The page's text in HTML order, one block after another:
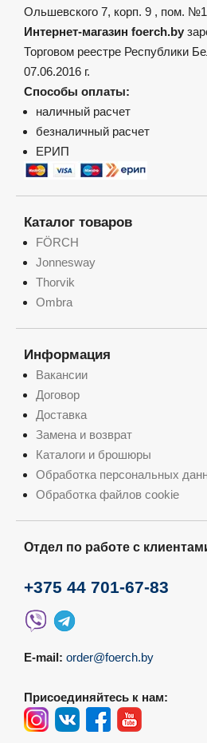
Ольшевского 7, корп. 9 , пом.
Интернет-магазин foerch.by
Торговом реестре Республики
07.06.2016 г.
Способы оплаты:
наличный расчет
безналичный расчет
ЕРИП
Каталог товаров
FÖRCH
Jonnesway
Thorvik
Ombra
Информация
Вакансии
Договор
Доставка
Замена и возврат
Каталоги и брошюры
Обработка персональных
Обработка файлов cookie
Отдел по работе с
+375 44 701-67-83
E-mail: order@foerch.by
Присоединяйтесь к нам: